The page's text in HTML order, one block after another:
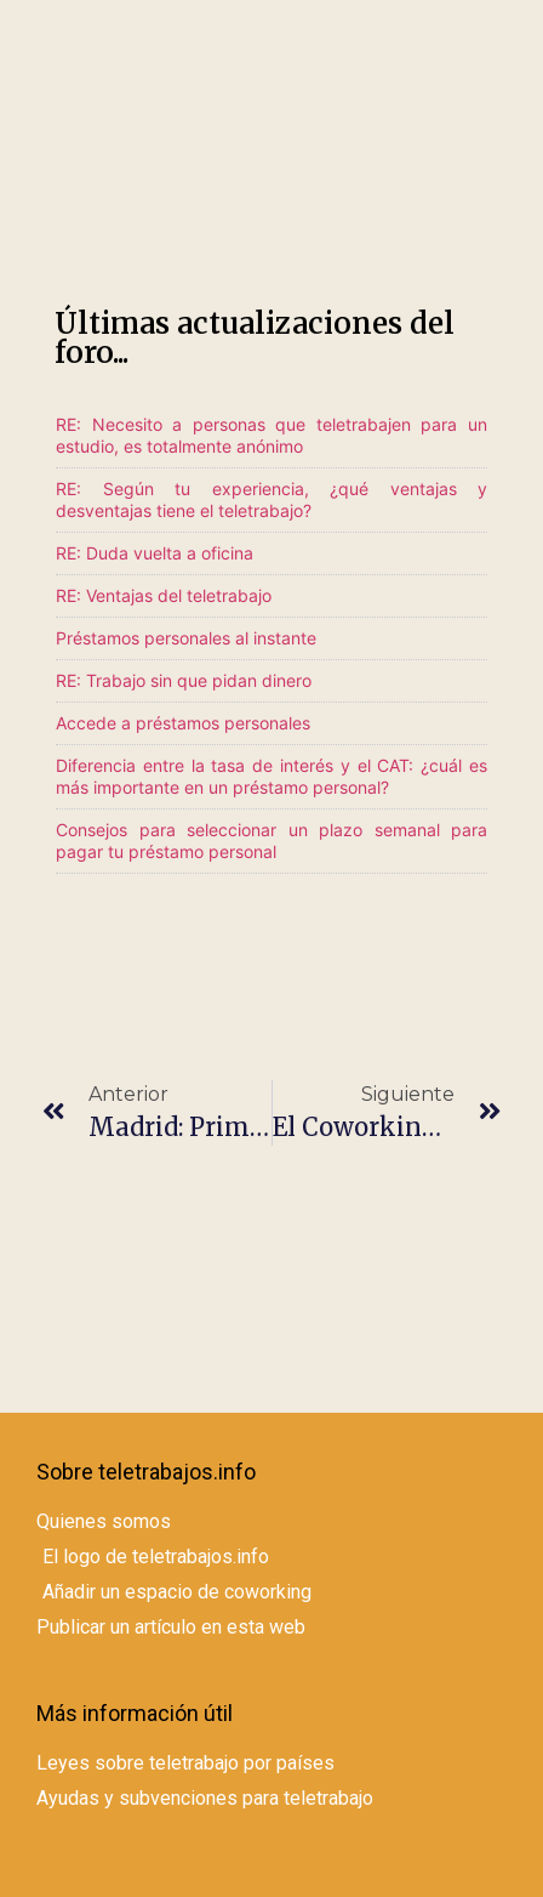
Últimas actualizaciones del
foro...
RE: Necesito a personas que teletrabajen para un
estudio, es totalmente anónimo
RE: Según tu experiencia, ¿qué ventajas y
desventajas tiene el teletrabajo?
RE: Duda vuelta a oficina
RE: Ventajas del teletrabajo
Préstamos personales al instante
RE: Trabajo sin que pidan dinero
Accede a préstamos personales
Diferencia entre la tasa de interés y el CAT: ¿cuál es
más importante en un préstamo personal?
Consejos para seleccionar un plazo semanal para
pagar tu préstamo personal
Anterior
Madrid: Primera Posición En Teletrabajo En España
Siguiente
El Coworking Se Transforma Gracias Al Teletrabajo.
Sobre teletrabajos.info
Quienes somos
El logo de teletrabajos.info
Añadir un espacio de coworking
Publicar un artículo en esta web
Más información útil
Leyes sobre teletrabajo por países
Ayudas y subvenciones para teletrabajo